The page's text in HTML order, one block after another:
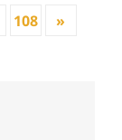
108 »